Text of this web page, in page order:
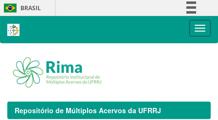
Skip
navigation
BRASIL
Repositório de Múltiplos Acervos da UFRRJ